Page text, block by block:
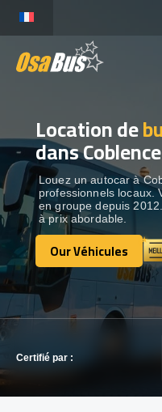
content
LOCATION DE BUS
DESTINATIONS
OUR VÉHICULES
CONTACTEZ-NOUS
CONTACTEZ-NOUS
Location de
dans Coblence
Louez un autocar à
professionnels locaux.
en groupe depuis
à prix abordable.
Our Véhicules
Our Véhicules
Certifié par :